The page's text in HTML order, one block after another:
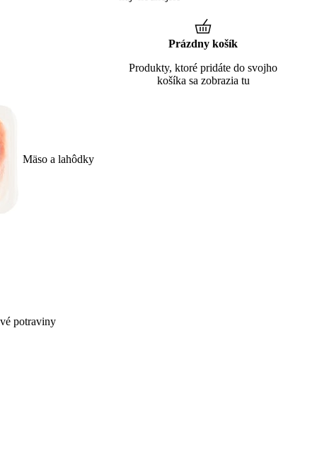
Mäso a lahôdky
potraviny
Prázdny košík
Produkty, ktoré pridáte do svojho
košíka sa zobrazia tu